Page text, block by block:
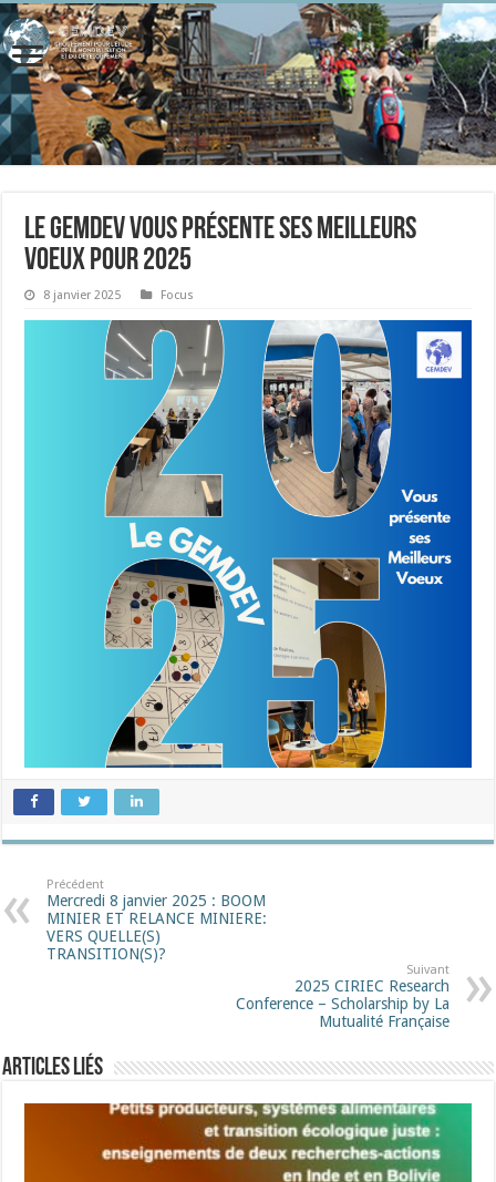
Le GEMDEV vous présente ses meilleurs
voeux pour 2025
8 janvier 2025 Focus
Précédent
Mercredi 8 janvier 2025 : BOOM
MINIER ET RELANCE MINIERE:
VERS QUELLE(S)
TRANSITION(S)?
Suivant
2025 CIRIEC Research
Conference – Scholarship by La
Mutualité Française
Articles liés